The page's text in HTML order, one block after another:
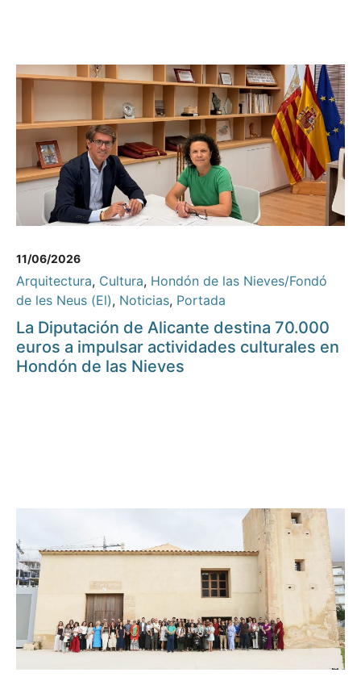
11/06/2026
Arquitectura, Cultura, Hondón de las Nieves/Fondó
de les Neus (El), Noticias, Portada
La Diputación de Alicante destina 70.000
euros a impulsar actividades culturales en
Hondón de las Nieves